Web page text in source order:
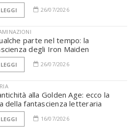
LEGGI 26/07/2026
parte nel tempo: la
degli Iron Maiden
LEGGI 26/07/2026
alla Golden Age: ecco la
della fantascienza letteraria
LEGGI 16/07/2026